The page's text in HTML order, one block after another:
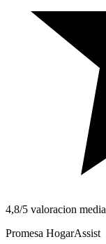
4,8/5 valoracion media
Promesa HogarAssist